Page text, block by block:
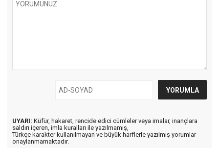
UYARI: Küfür, hakaret, rencide edici cümleler veya imalar, inançlara
saldırı içeren, imla kuralları ile yazılmamış,
Türkçe karakter kullanılmayan ve büyük harflerle yazılmış yorumlar
onaylanmamaktadır.